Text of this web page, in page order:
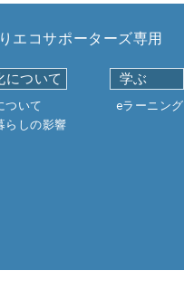
エコサポーターズ専用
について
ついて
らしの影響
学ぶ
eラーニング